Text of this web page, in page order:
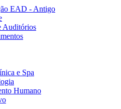
EAD - Antigo
Auditórios
e Spa
Humano